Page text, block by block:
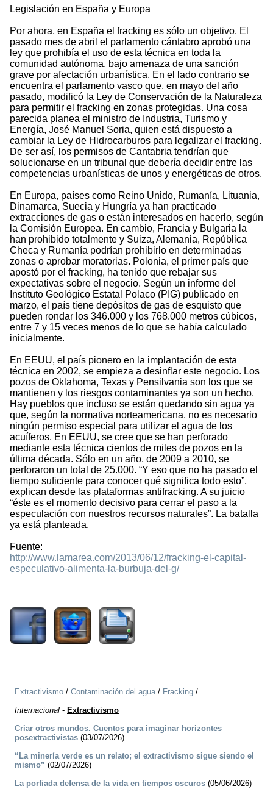
Legislación en España y Europa
Por ahora, en España el fracking es sólo un objetivo. El
pasado mes de abril el parlamento cántabro aprobó una
ley que prohibía el uso de esta técnica en toda la
comunidad autónoma, bajo amenaza de una sanción
grave por afectación urbanística. En el lado contrario se
encuentra el parlamento vasco que, en mayo del año
pasado, modificó la Ley de Conservación de la Naturaleza
para permitir el fracking en zonas protegidas. Una cosa
parecida planea el ministro de Industria, Turismo y
Energía, José Manuel Soria, quien está dispuesto a
cambiar la Ley de Hidrocarburos para legalizar el fracking.
De ser así, los permisos de Cantabria tendrían que
solucionarse en un tribunal que debería decidir entre las
competencias urbanísticas de unos y energéticas de otros.
En Europa, países como Reino Unido, Rumanía, Lituania,
Dinamarca, Suecia y Hungría ya han practicado
extracciones de gas o están interesados en hacerlo, según
la Comisión Europea. En cambio, Francia y Bulgaria la
han prohibido totalmente y Suiza, Alemania, República
Checa y Rumanía podrían prohibirlo en determinadas
zonas o aprobar moratorias. Polonia, el primer país que
apostó por el fracking, ha tenido que rebajar sus
expectativas sobre el negocio. Según un informe del
Instituto Geológico Estatal Polaco (PIG) publicado en
marzo, el país tiene depósitos de gas de esquisto que
pueden rondar los 346.000 y los 768.000 metros cúbicos,
entre 7 y 15 veces menos de lo que se había calculado
inicialmente.
En EEUU, el país pionero en la implantación de esta
técnica en 2002, se empieza a desinflar este negocio. Los
pozos de Oklahoma, Texas y Pensilvania son los que se
mantienen y los riesgos contaminantes ya son un hecho.
Hay pueblos que incluso se están quedando sin agua ya
que, según la normativa norteamericana, no es necesario
ningún permiso especial para utilizar el agua de los
acuíferos. En EEUU, se cree que se han perforado
mediante esta técnica cientos de miles de pozos en la
última década. Sólo en un año, de 2009 a 2010, se
perforaron un total de 25.000. “Y eso que no ha pasado el
tiempo suficiente para conocer qué significa todo esto”,
explican desde las plataformas antifracking. A su juicio
“éste es el momento decisivo para cerrar el paso a la
especulación con nuestros recursos naturales”. La batalla
ya está planteada.
Fuente:
http://www.lamarea.com/2013/06/12/fracking-el-capital-
especulativo-alimenta-la-burbuja-del-g/
Extractivismo / Contaminación del agua/ Fracking /
Internacional - Extractivismo
Criar otros mundos. Cuentos para imaginar horizontes
posextractivistas (03/07/2026)
“La minería verde es un relato; el extractivismo sigue siendo el
mismo” (02/07/2026)
La porfiada defensa de la vida en tiempos oscuros (05/06/2026)